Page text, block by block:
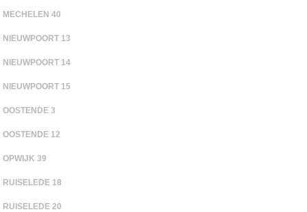
MECHELEN 40
NIEUWPOORT 13
NIEUWPOORT 14
NIEUWPOORT 15
OOSTENDE 3
OOSTENDE 12
OPWIJK 39
RUISELEDE 18
RUISELEDE 20